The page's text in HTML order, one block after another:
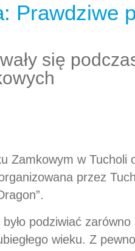
Prawdziwe
się
Zamkowym w Tucholi
przez
podziwiać
wieku. Z